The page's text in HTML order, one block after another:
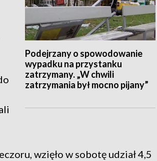
Podejrzany o spowodowanie
wypadku na przystanku
zatrzymany. „W chwili
zatrzymania był mocno pijany”
wzięło w sobotę udział 4,5